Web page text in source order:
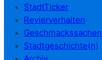
StadtTicker
Revierverhalten
Geschmackssachen
Stadtgeschichte(n)